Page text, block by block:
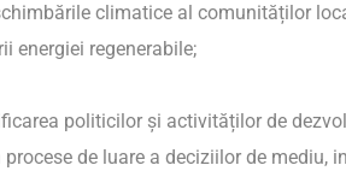
climatice al comunităților
energiei regenerabile;
politicilor și activităților de
de luare a deciziilor de mediu,